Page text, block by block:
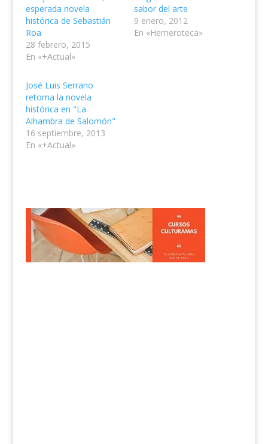
esperada novela
histórica de Sebastián
Roa
28 febrero, 2015
En «+Actual»
sabor del arte
9 enero, 2012
En «Hemeroteca»
José Luis Serrano
retoma la novela
histórica en "La
Alhambra de Salomón"
16 septiembre, 2013
En «+Actual»